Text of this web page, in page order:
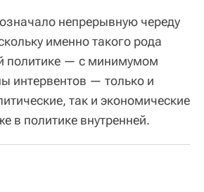
непрерывную череду
именно такого рода
политике — с минимумом
интервентов — только и
так и экономические
в политике внутренней.